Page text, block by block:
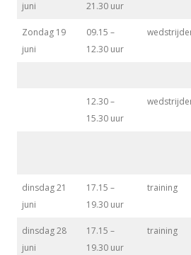
juni 21.30 uur
Zondag 19
juni
09.15 –
12.30 uur
12.30 –
15.30 uur
dinsdag 21
juni
17.15 –
19.30 uur
training
dinsdag 28
juni
17.15 –
19.30 uur
training